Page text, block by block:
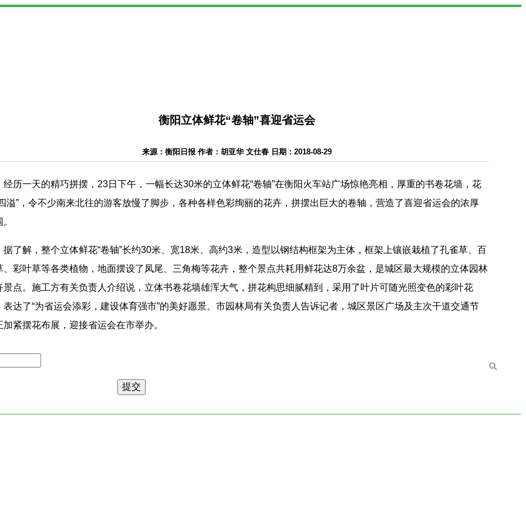
衡阳立体鲜花“卷轴”喜迎省运会
来源：衡阳日报 作者：胡亚华 文仕春 日期：2018-08-29
经历一天的精巧拼摆，23日下午，一幅长达30米的立体鲜花“卷轴”在衡阳火车站广场惊艳亮相，厚重的书卷花墙，花
溢”，令不少南来北往的游客放慢了脚步，各种各样色彩绚丽的花卉，拼摆出巨大的卷轴，营造了喜迎省运会的浓厚
据了解，整个立体鲜花“卷轴”长约30米、宽18米、高约3米，造型以钢结构框架为主体，框架上镶嵌栽植了孔雀草、百
、彩叶草等各类植物，地面摆设了凤尾、三角梅等花卉，整个景点共耗用鲜花达8万余盆，是城区最大规模的立体园林
景点。施工方有关负责人介绍说，立体书卷花墙雄浑大气，拼花构思细腻精到，采用了叶片可随光照变色的彩叶花
表达了“为省运会添彩，建设体育强市”的美好愿景。市园林局有关负责人告诉记者，城区景区广场及主次干道交通节
加紧摆花布展，迎接省运会在市举办。